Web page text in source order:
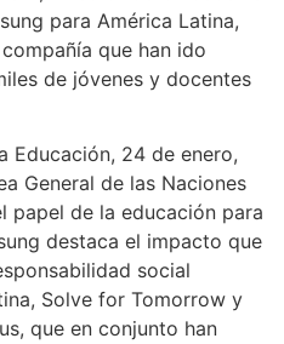
para América Latina,
que han ido
de jóvenes y docentes
Educación, 24 de enero,
General de las Naciones
papel de la educación para
destaca el impacto que
social
Solve for Tomorrow y
que en conjunto han